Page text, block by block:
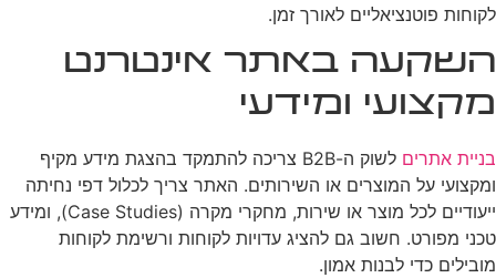
לקוחות פוטנציאליים לאורך זמן.
השקעה באתר אינטרנט
מקצועי ומידעי
בניית אתרים
לשוק ה-B2B צריכה להתמקד בהצגת מידע מקיף
ומקצועי על המוצרים או השירותים. האתר צריך לכלול דפי נחיתה
ייעודיים לכל מוצר או שירות, מחקרי מקרה (Case Studies), ומידע
טכני מפורט. חשוב גם להציג עדויות לקוחות ורשימת לקוחות
מובילים כדי לבנות אמון.